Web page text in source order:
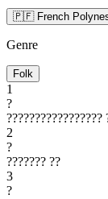
🇵🇫 French
Genre
Folk
1
?
?????????????????
2
?
??????? ??
3
?